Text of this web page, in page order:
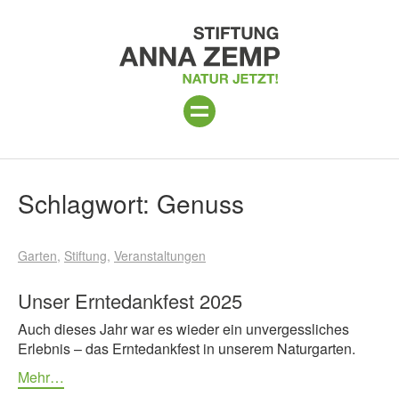
PROGRAMM 2026
PROJEKTE
BESUCH
UNTERSTÜTZEN
ÜBER UNS
Schlagwort: Genuss
Garten Stiftung Veranstaltungen
Unser Erntedankfest 2025
Auch dieses Jahr war es wieder ein unvergessliches
Erlebnis – das Erntedankfest in unserem Naturgarten.
Mehr…